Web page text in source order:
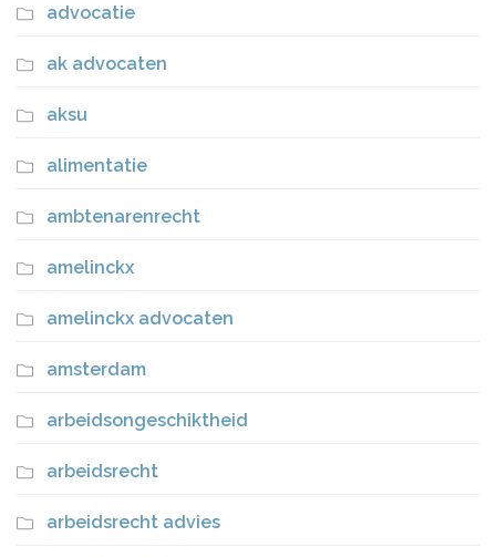
advocatie
ak advocaten
aksu
alimentatie
ambtenarenrecht
amelinckx
amelinckx advocaten
amsterdam
arbeidsongeschiktheid
arbeidsrecht
arbeidsrecht advies